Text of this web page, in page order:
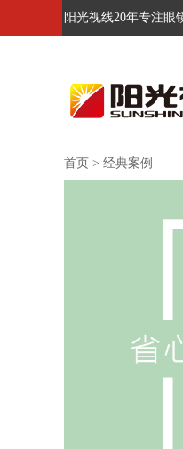
阳光视线20年专注眼
首页 > 经典案例